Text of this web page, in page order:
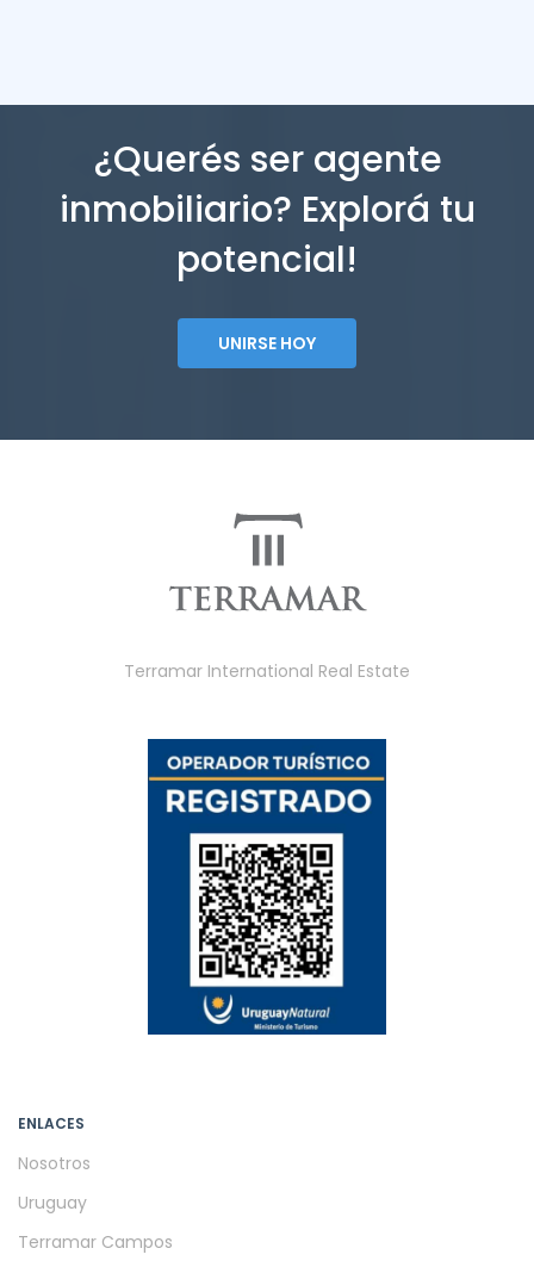
¿Querés ser agente
inmobiliario? Explorá tu
potencial!
UNIRSE HOY
Terramar International Real Estate
ENLACES
Nosotros
Uruguay
Terramar Campos